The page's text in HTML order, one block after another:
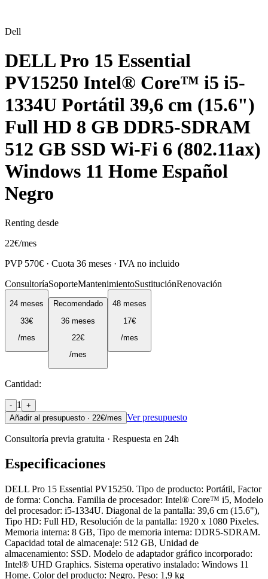
Dell
DELL Pro 15 Essential
PV15250 Intel® Core™ i5 i5-
1334U Portátil 39,6 cm (15.6")
Full HD 8 GB DDR5-SDRAM
512 GB SSD Wi-Fi 6 (802.11ax)
Windows 11 Home Español
Negro
Renting desde
22€/mes
PVP 570€ · Cuota 36 meses · IVA no incluido
ConsultoríaSoporteMantenimientoSustituciónRenovación
24 meses
33€
/mes
Recomendado
36 meses
22€
/mes
48 meses
17€
/mes
Cantidad:
- 1
+
Añadir al presupuesto · 22€/mes Ver presupuesto
Consultoría previa gratuita · Respuesta en 24h
Especificaciones
DELL Pro 15 Essential PV15250. Tipo de producto: Portátil, Factor
de forma: Concha. Familia de procesador: Intel® Core™ i5, Modelo
del procesador: i5-1334U. Diagonal de la pantalla: 39,6 cm (15.6"),
Tipo HD: Full HD, Resolución de la pantalla: 1920 x 1080 Pixeles.
Memoria interna: 8 GB, Tipo de memoria interna: DDR5-SDRAM.
Capacidad total de almacenaje: 512 GB, Unidad de
almacenamiento: SSD. Modelo de adaptador gráfico incorporado:
Intel® UHD Graphics. Sistema operativo instalado: Windows 11
Home. Color del producto: Negro. Peso: 1,9 kg